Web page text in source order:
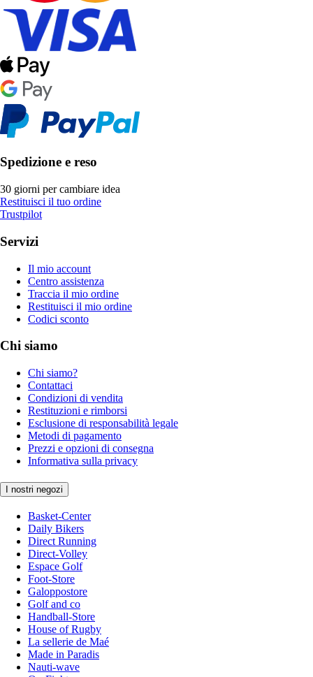
Spedizione e reso
30 giorni per cambiare idea
Restituisci il tuo ordine
Trustpilot
Servizi
Il mio account
Centro assistenza
Traccia il mio ordine
Restituisci il mio ordine
Codici sconto
Chi siamo
Chi siamo?
Contattaci
Condizioni di vendita
Restituzioni e rimborsi
Esclusione di responsabilità legale
Metodi di pagamento
Prezzi e opzioni di consegna
Informativa sulla privacy
I nostri negozi
Basket-Center
Daily Bikers
Direct Running
Direct-Volley
Espace Golf
Foot-Store
Galoppostore
Golf and co
Handball-Store
House of Rugby
La sellerie de Maé
Made in Paradis
Nauti-wave